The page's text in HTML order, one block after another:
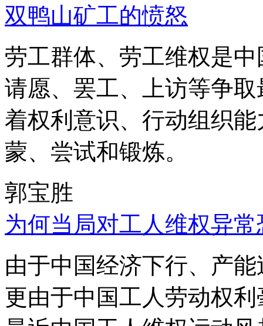
双鸭山矿工的愤怒
劳工群体、劳工维权是
请愿、罢工、上访等争
着权利意识、行动组织
蒙、尝试和锻炼。
郭宝胜
为何当局对工人维权异
由于中国经济下行、产
更由于中国工人劳动权